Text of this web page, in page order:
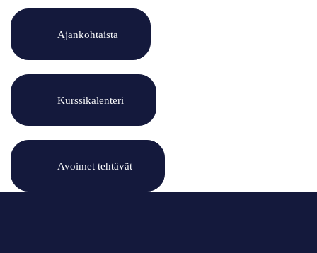
Ajankohtaista
Kurssikalenteri
Avoimet tehtävät